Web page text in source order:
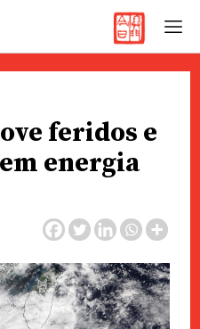
feridos e
energia